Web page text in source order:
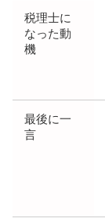
税理士に
なった動
機
最後に一
言